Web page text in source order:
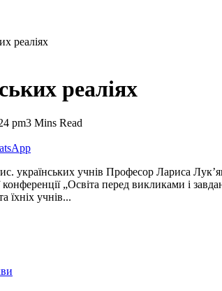
реаліях
реаліях
pm3 Mins Read
українських учнів Професор Лариса
„Освіта перед викликами і
їхніх учнів...